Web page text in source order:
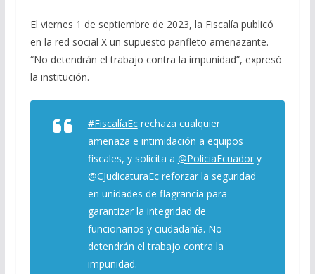
El viernes 1 de septiembre de 2023, la Fiscalía publicó
en la red social X un supuesto panfleto amenazante.
“No detendrán el trabajo contra la impunidad”, expresó
la institución.
#FiscalíaEcrechaza cualquier
amenaza e intimidación a equipos
fiscales, y solicita a @PoliciaEcuadory
@CJudicaturaEcreforzar la seguridad
en unidades de flagrancia para
garantizar la integridad de
funcionarios y ciudadanía. No
detendrán el trabajo contra la
impunidad.